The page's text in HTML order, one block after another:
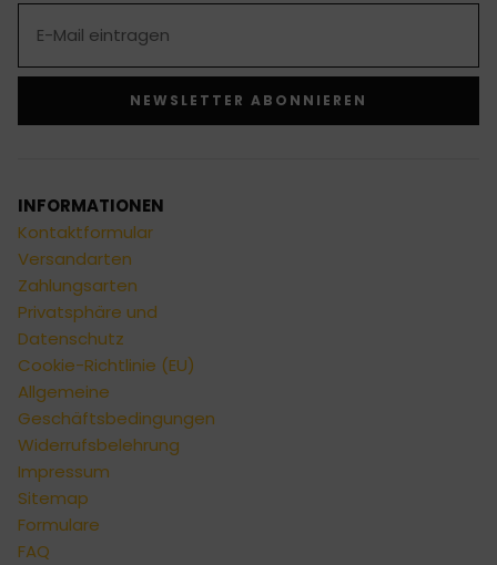
NEWSLETTER ABONNIEREN
INFORMATIONEN
Kontaktformular
Versandarten
Zahlungsarten
Privatsphäre und
Datenschutz
Cookie-Richtlinie (EU)
Allgemeine
Geschäftsbedingungen
Widerrufsbelehrung
Impressum
Sitemap
Formulare
FAQ